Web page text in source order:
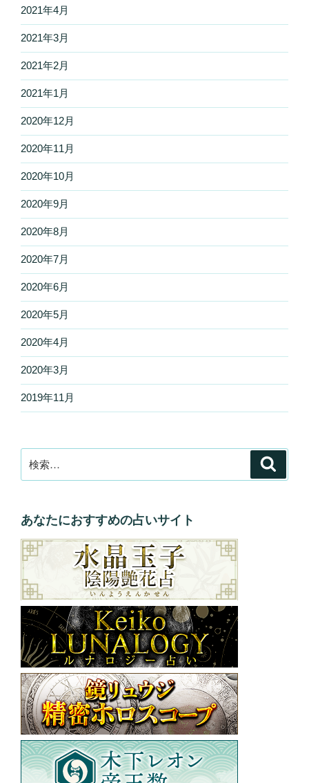
2021年4月
2021年3月
2021年2月
2021年1月
2020年12月
2020年11月
2020年10月
2020年9月
2020年8月
2020年7月
2020年6月
2020年5月
2020年4月
2020年3月
2019年11月
索:
あなたにおすすめの占いサイト